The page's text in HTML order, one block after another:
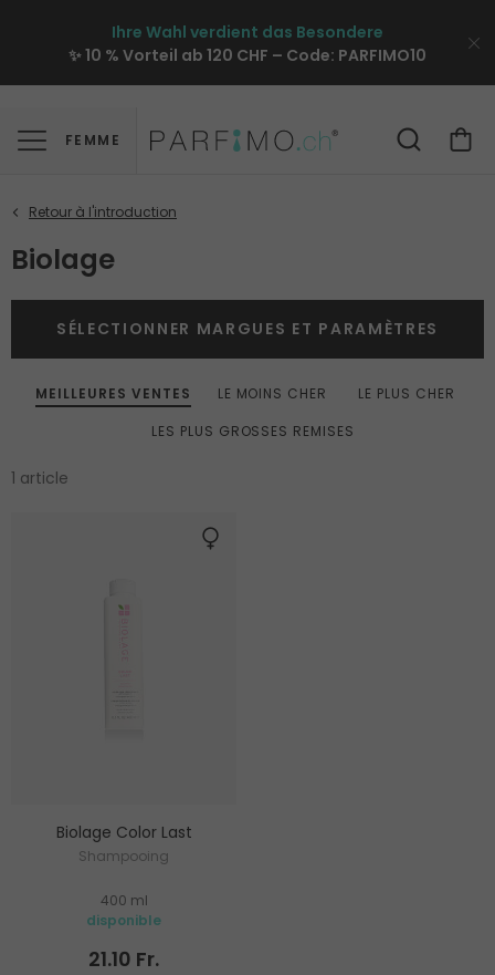
Ihre Wahl verdient das Besondere
✨ 10 % Vorteil ab 120 CHF – Code: PARFIMO10
FEMME
Biolage
MEILLEURES VENTES LE MOINS CHER
LE PLUS CHER
LES PLUS GROSSES REMISES
1 article
SÉLECTIONNER MARGUES ET PARAMÈTRES
Biolage Color Last
Shampooing
400 ml
disponible
21.10 Fr.